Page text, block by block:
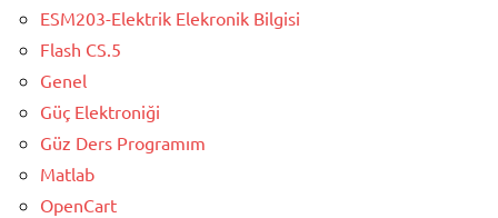
ESM203-Elektrik Elekronik Bilgisi
Flash CS.5
Genel
Güç Elektroniği
Güz Ders Programım
Matlab
OpenCart